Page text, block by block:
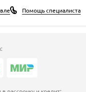
Помощь специалиста